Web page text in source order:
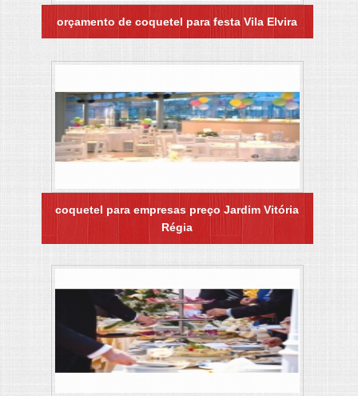
orçamento de coquetel para festa Vila Elvira
coquetel para empresas preço Jardim Vitória
Régia